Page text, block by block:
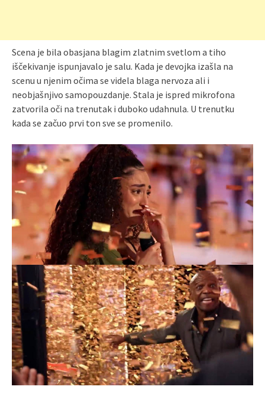
Scena je bila obasjana blagim zlatnim svetlom a tihо
iščekivanje ispunjavalo je salu. Kada je devojka izašla na
scenu u njenim očima se videla blaga nervoza ali i
neobjašnjivo samopouzdanje. Stala je ispred mikrofona
zatvorila oči na trenutak i duboko udahnula. U trenutku
kada se začuo prvi ton sve se promenilo.